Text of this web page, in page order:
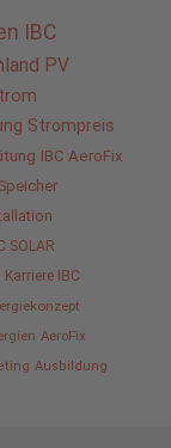
IBC
PV
Strompreis
IBC AeroFix
Speicher
SOLAR
Karriere IBC
AeroFix
Ausbildung